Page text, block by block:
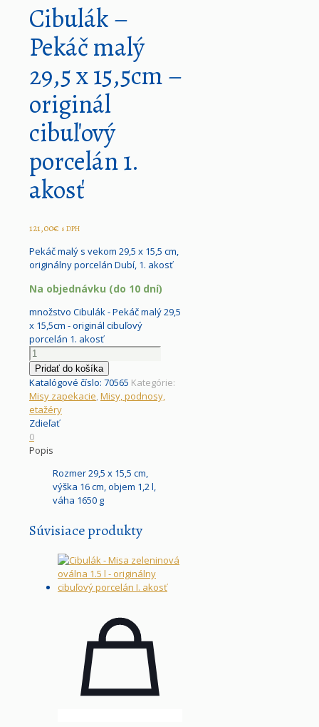
Cibulák –
Pekáč malý
29,5 x 15,5cm –
originál
cibuľový
porcelán 1.
akosť
121,00€ s DPH
Pekáč malý s vekom 29,5 x 15,5 cm,
originálny porcelán Dubí, 1. akosť
Na objednávku (do 10 dní)
množstvo Cibulák - Pekáč malý 29,5
x 15,5cm - originál cibuľový
porcelán 1. akosť
Pridať do košíka
Katalógové číslo: 70565 Kategórie:
Misy zapekacie,Misy, podnosy,
etažéry
Zdieľať
0
Popis
Rozmer 29,5 x 15,5 cm,
výška 16 cm, objem 1,2 l,
váha 1650 g
Súvisiace produkty